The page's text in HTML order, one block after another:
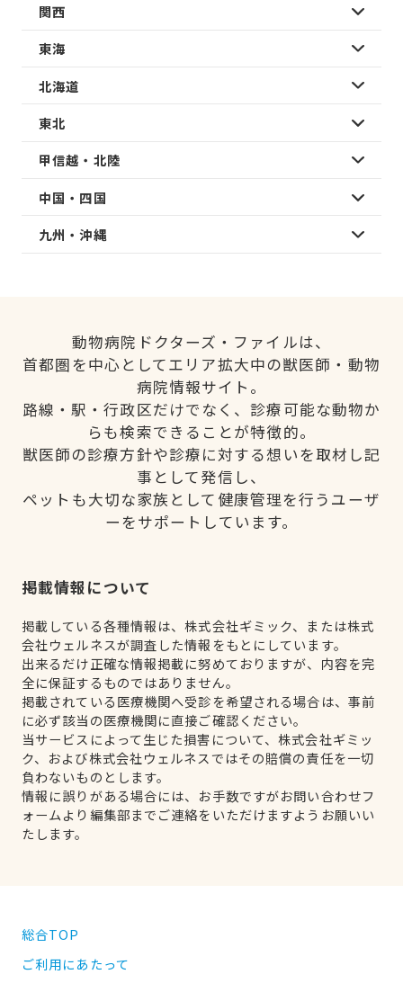
関西
東海
北海道
東北
甲信越・北陸
中国・四国
九州・沖縄
動物病院ドクターズ・ファイルは、
首都圏を中心としてエリア拡大中の獣医師・動物
病院情報サイト。
路線・駅・行政区だけでなく、診療可能な動物か
らも検索できることが特徴的。
獣医師の診療方針や診療に対する想いを取材し記
事として発信し、
ペットも大切な家族として健康管理を行うユーザ
ーをサポートしています。
掲載情報について
掲載している各種情報は、株式会社ギミック、または株式
会社ウェルネスが調査した情報をもとにしています。
出来るだけ正確な情報掲載に努めておりますが、内容を完
全に保証するものではありません。
掲載されている医療機関へ受診を希望される場合は、事前
に必ず該当の医療機関に直接ご確認ください。
当サービスによって生じた損害について、株式会社ギミッ
ク、および株式会社ウェルネスではその賠償の責任を一切
負わないものとします。
情報に誤りがある場合には、お手数ですがお問い合わせフ
ォームより編集部までご連絡をいただけますようお願いい
たします。
総合TOP
ご利用にあたって